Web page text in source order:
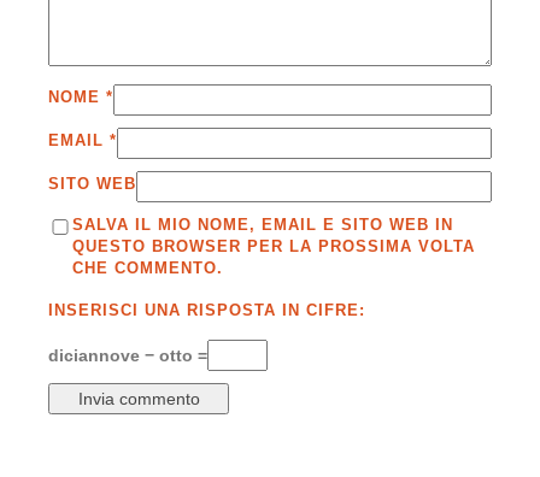
NOME *
EMAIL *
SITO WEB
SALVA IL MIO NOME, EMAIL E SITO WEB IN
QUESTO BROWSER PER LA PROSSIMA VOLTA
CHE COMMENTO.
INSERISCI UNA RISPOSTA IN CIFRE:
diciannove − otto =